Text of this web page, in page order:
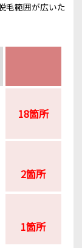
毛範囲が広いた
18箇所
2箇所
1箇所